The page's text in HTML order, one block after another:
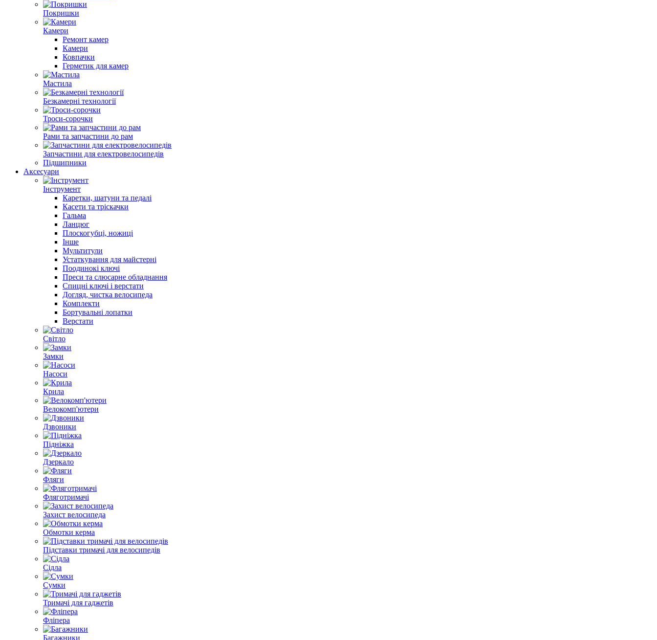
Покришки
Камери
Ремонт камер
Камери
Ковпачки
Герметик для камер
Мастила
Безкамерні технології
Троси-сорочки
Рами та запчастини до рам
Запчастини для електровелосипедів
Підшипники
Аксесуари
Інструмент
Каретки, шатуни та педалі
Касети та тріскачки
Гальма
Ланцюг
Плоскогубці, ножиці
Інше
Мультитули
Устаткування для майстерні
Поодинокі ключі
Преси та слюсарне обладнання
Спицні ключі і верстати
Догляд, чистка велосипеда
Комплекти
Бортувальні лопатки
Верстати
Світло
Замки
Насоси
Крила
Велокомп'ютери
Дзвоники
Підніжка
Дзеркало
Фляги
Фляготримачі
Захист велосипеда
Обмотки керма
Підставки тримачі для велосипедів
Сідла
Сумки
Тримачі для гаджетів
Фліпера
Багажники